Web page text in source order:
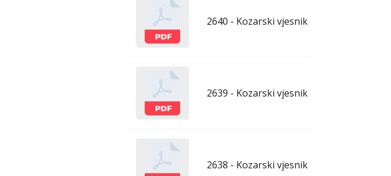
2640 - Kozarski vjesnik - 8.5.2026.
2639 - Kozarski vjesnik - 1.5.2026.
2638 - Kozarski vjesnik - 24.4.2026.